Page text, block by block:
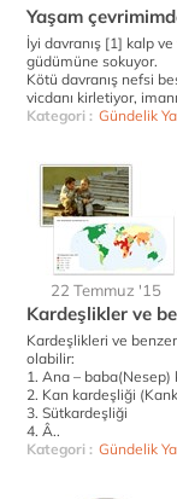
Yaşam
İyi davranış [1] kalp
güdümüne sokuyor.
Kötü davranış nefsi
vicdanı kirletiyor,
Kategori : Gündelik
22 Temmuz '15
Kardeşlikler ve
Kardeşlikleri ve
olabilir:
1. Ana – baba(Nesep)
2. Kan kardeşliği
3. Sütkardeşliği
4. Â..
Kategori : Gündelik